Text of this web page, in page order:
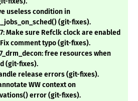
useless condition in
(git-fixes).
Make sure Refclk clock are enabled
comment typo (git-fixes).
free resources when
(git-fixes).
release errors (git-fixes).
WW context on
error (git-fixes).